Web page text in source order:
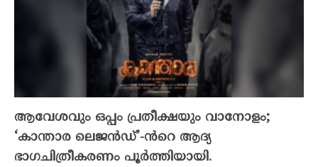
ആവേശവും ഒപ്പം പ്രതീക്ഷയും വാനോളം;
‘കാന്താര ലെജൻഡ്’-ൻറെ ആദ്യ
ഭാഗചിത്രീകരണം പൂർത്തിയായി.